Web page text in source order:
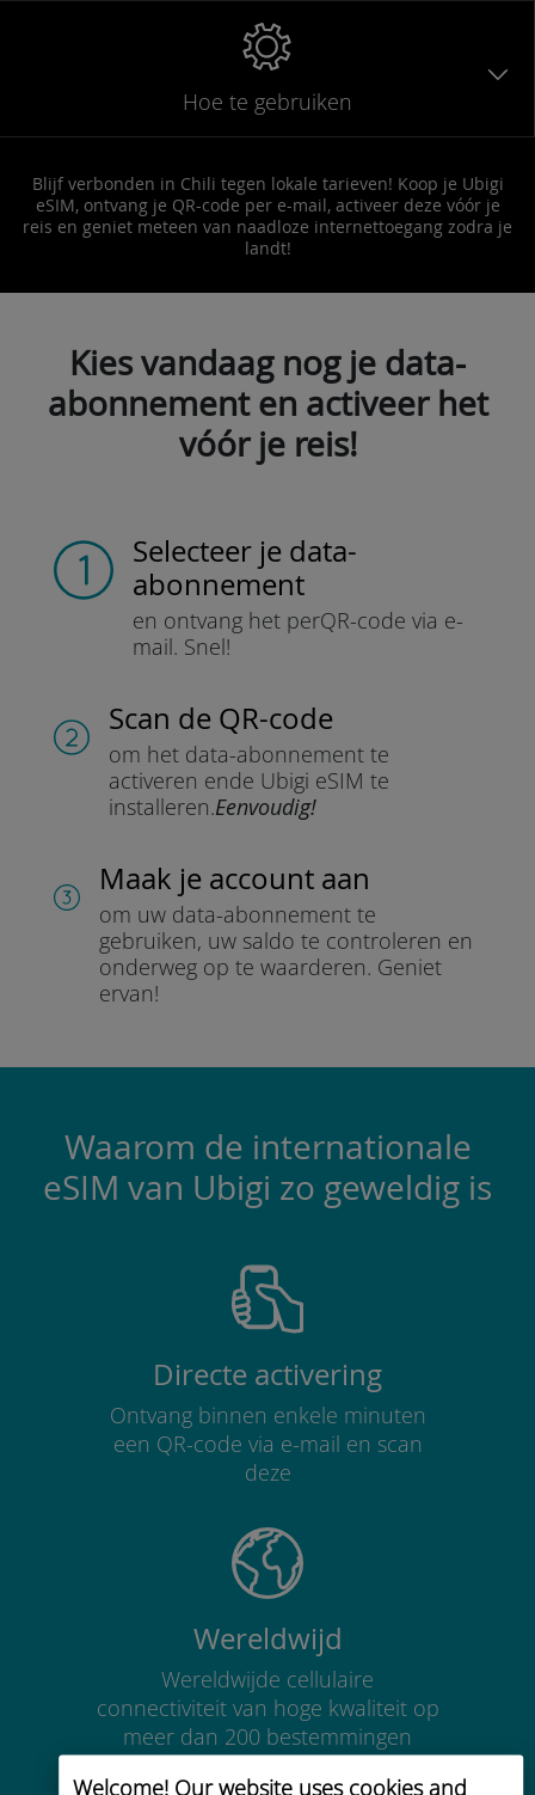
Welcome! Our website uses cookies and
Hoe te gebruiken
Blijf verbonden in Chili tegen lokale tarieven! Koop je Ubigi
eSIM, ontvang je QR-code per e-mail, activeer deze vóór je
reis en geniet meteen van naadloze internettoegang zodra je
landt!
Kies vandaag nog je data-
abonnement en activeer het
vóór je reis!
Selecteer je data-
abonnement
en ontvang het perQR-code via e-
mail. Snel!
Scan de QR-code
om het data-abonnement te
activeren ende Ubigi eSIM te
installeren.Eenvoudig!
Maak je account aan
om uw data-abonnement te
gebruiken, uw saldo te controleren en
onderweg op te waarderen. Geniet
ervan!
Waarom de internationale
eSIM van Ubigi zo geweldig is
Directe activering
Ontvang binnen enkele minuten
een QR-code via e-mail en scan
deze
Wereldwijd
Wereldwijde cellulaire
connectiviteit van hoge kwaliteit op
meer dan 200 bestemmingen